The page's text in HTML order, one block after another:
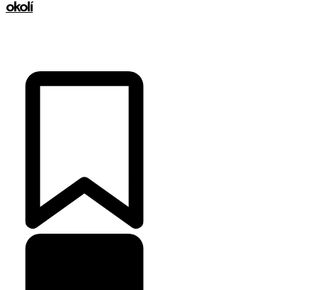
okolí